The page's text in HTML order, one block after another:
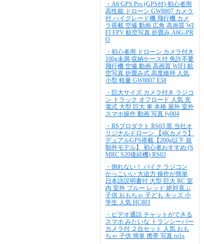
・A6 GPS Pro (GPS付) 初心者用
高性能 ドローン GW8807 カメラ
付 ハイグレード機 飛行機 カメ
ラ搭載 空撮 動画 広角 高画質 WI
FI FPV 航空写真 折畳み A6G-PR
O
・初心者用 ドローン カメラ付き
100g未満 収納ケース付 免許不要
飛行機 空撮 動画 高画質 WIFI 航
空写真 折畳み式 高度維持 人気
小型 軽量 GW8807 E58
・巨大サイズ カメラ付き ラジコ
ン トラック オフロード 人気 充
電式 大型 巨大 車 本格 屋外 室外
スマホ操作 動画 写真 fy004
・RSプロダクト RS03 黒 当社オ
リジナルドローン 【4Kカメラ】
デュアルGPS搭載【200g以下 規
制外モデル】 初心者おすすめ (S
MRC S20後続機) RS03
・倒れない！ バイク ラジコン
かっこいい 大迫力 操作が簡単
日本語説明書付 大型 巨大 RC 室
内 室外 ブルー レッド 絶対喜ぶ
子供 おもちゃ 子ども キッズ 小
学生 人気 HC801
・ビデオ通話 チャットができる
スマホ みたいな トランシーバー
カメラ付 ２台セット 人気 おも
ちゃ 子供 簡単 携帯 写真 ro1s